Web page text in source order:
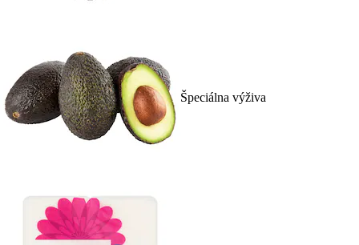
Špeciálna výživa